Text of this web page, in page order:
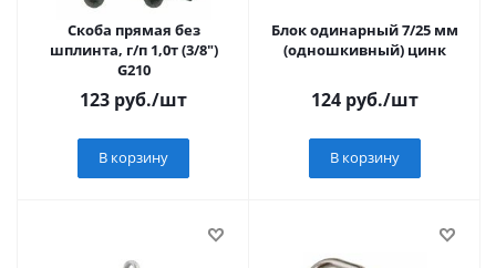
Скоба прямая без
шплинта, г/п 1,0т (3/8")
G210
123 руб./шт
В корзину
Блок одинарный 7/25 мм
(одношкивный) цинк
124 руб./шт
В корзину